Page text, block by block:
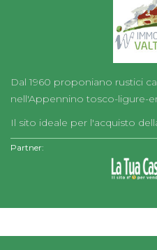
Dal 1960 proponiano rustici
nell'Appennino tosco-ligure-
Il sito ideale per l'acquisto
Partner: